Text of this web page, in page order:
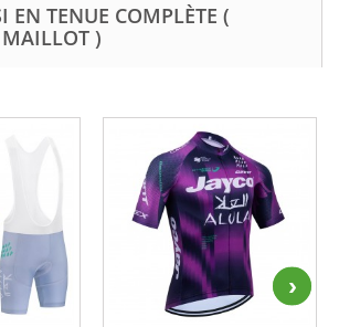
EN TENUE COMPLÈTE (
)